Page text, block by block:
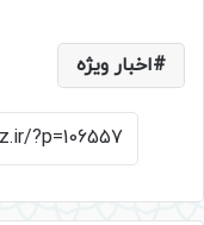
اخبار ویژه